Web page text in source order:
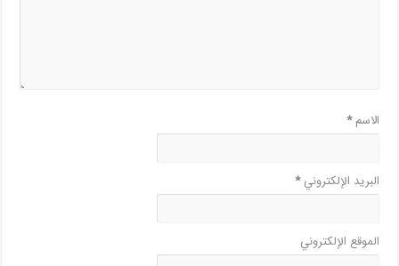
الاسم*
البريد الإلكتروني*
الموقع الإلكتروني